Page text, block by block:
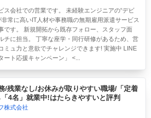
ス会社での営業です。 未経験エンジニアの“デビ
非常に高いIT人材や事務職の無期雇用派遣サービス
です。 新規開拓から既存フォロー、スタッフ面
チに担当。 丁寧な座学・同行研修があるため、営
ミュ力と意欲でチャレンジできます! 実施中 LINE
ート応援キャンペーン」 <...
/残業なし/お休みが取りやすい職場/「定着
4名」就業中!はたらきやすいと評判
株式会社